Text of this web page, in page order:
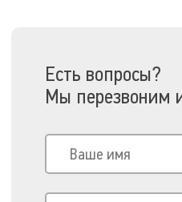
Есть вопросы?
Мы перезвоним